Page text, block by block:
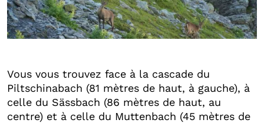
Vous vous trouvez face à la cascade du
Piltschinabach (81 mètres de haut, à gauche), à
celle du Sässbach (86 mètres de haut, au
centre) et à celle du Muttenbach (45 mètres de